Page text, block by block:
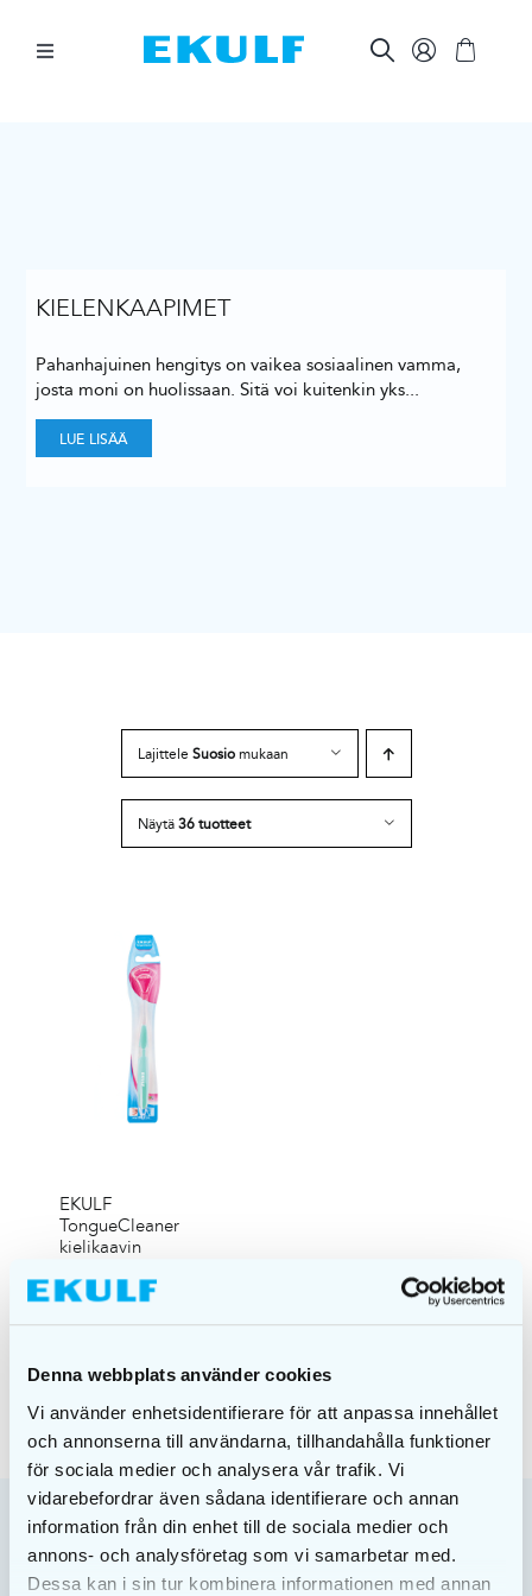
Denna webbplats använder cookies
Vi använder enhetsidentifierare för att anpassa innehållet
och annonserna till användarna, tillhandahålla funktioner
för sociala medier och analysera vår trafik. Vi
vidarebefordrar även sådana identifierare och annan
information från din enhet till de sociala medier och
annons- och analysföretag som vi samarbetar med.
Dessa kan i sin tur kombinera informationen med annan
contentToggle
SUUNHOIDON APUVÄLINEET
MUUTA
AMMATTILAISILLE
KIELENKAAPIMET
Pahanhajuinen hengitys on vaikea sosiaalinen vamma,
josta moni on huolissaan. Sitä voi kuitenkin yks...
LUE LISÄÄ
Lajittele Suosiomukaan
Näytä36 tuotteet
EKULF
TongueCleaner
kielikaavin
€2,95
VALITSE